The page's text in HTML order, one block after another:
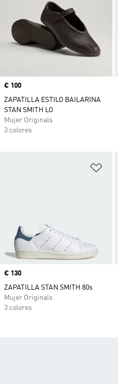
Precio
€ 100
ZAPATILLA ESTILO BAILARINA
STAN SMITH LO
Mujer Originals
3 colores
Precio
€ 130
ZAPATILLA STAN SMITH 80s
Mujer Originals
3 colores